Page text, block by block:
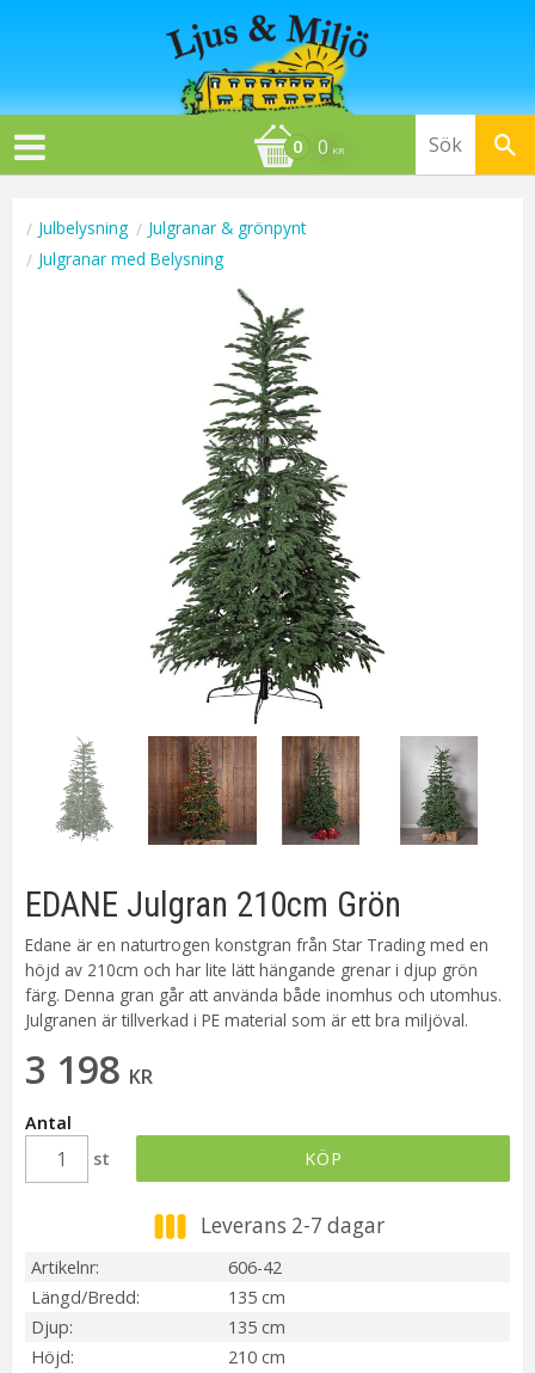
0 KR
Julbelysning
Julgranar & grönpynt
Julgranar med Belysning
EDANE Julgran 210cm Grön
Edane är en naturtrogen konstgran från Star Trading med en
höjd av 210cm och har lite lätt hängande grenar i djup grön
färg. Denna gran går att använda både inomhus och utomhus.
Julgranen är tillverkad i PE material som är ett bra miljöval.
3 198 KR
Antal
st
KÖP
Leverans 2-7 dagar
Artikelnr
606-42
Längd/Bredd
135 cm
Djup
135 cm
Höjd
210 cm